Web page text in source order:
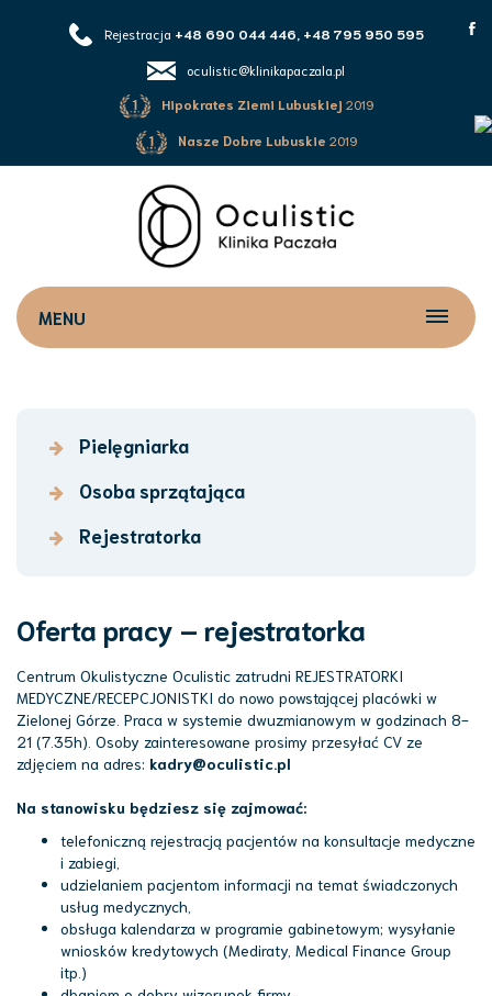
Rejestracja +48 690 044 446, +48 795 950 595
oculistic@klinikapaczala.pl
Hipokrates Ziemi Lubuskiej 2019
Nasze Dobre Lubuskie 2019
MENU
Pielęgniarka
Osoba sprzątająca
Rejestratorka
Oferta pracy – rejestratorka
Centrum Okulistyczne Oculistic zatrudni REJESTRATORKI
MEDYCZNE/RECEPCJONISTKI do nowo powstającej placówki w
Zielonej Górze. Praca w systemie dwuzmianowym w godzinach 8-
21 (7.35h). Osoby zainteresowane prosimy przesyłać CV ze
zdjęciem na adres: kadry@oculistic.pl
Na stanowisku będziesz się zajmować:
telefoniczną rejestracją pacjentów na konsultacje medyczne
i zabiegi,
udzielaniem pacjentom informacji na temat świadczonych
usług medycznych,
obsługa kalendarza w programie gabinetowym; wysyłanie
wniosków kredytowych (Mediraty, Medical Finance Group
itp.)